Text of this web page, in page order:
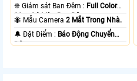
❈ Giám sát Ban Đêm : Full Color
20m Có Màu Ban Ðêm.
🐜 Mẫu Camera2 Mắt Trong Nhà.
️🔔 Đặt Điểm : Báo Động Chuyển
Động.